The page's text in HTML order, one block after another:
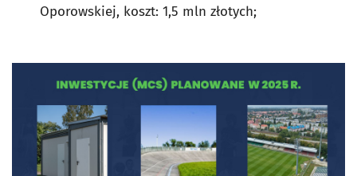
Oporowskiej, koszt: 1,5 mln złotych;